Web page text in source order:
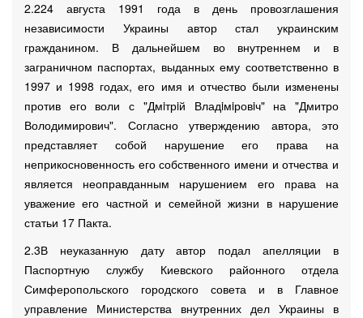
2.224 августа 1991 года в день провозглашения
независимости Украины автор стал украинским
гражданином. В дальнейшем во внутреннем и в
заграничном паспортах, выданных ему соответственно в
1997 и 1998 годах, его имя и отчество были изменены
против его воли с "Дмiтрiй Владiмiровiч" на "Дмитро
Володимирович". Согласно утверждению автора, это
представляет собой нарушение его права на
неприкосновенность его собственного имени и отчества и
является неоправданным нарушением его права на
уважение его частной и семейной жизни в нарушение
статьи 17 Пакта.
2.3В неуказанную дату автор подал апелляции в
Паспортную службу Киевского районного отдела
Симферопольского городского совета и в Главное
управление Министерства внутренних дел Украины в